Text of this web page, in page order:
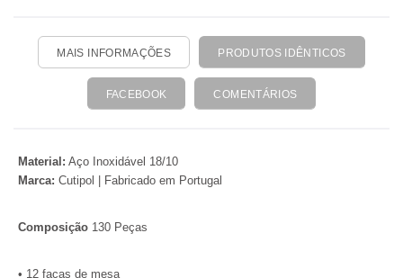
MAIS INFORMAÇÕES PRODUTOS IDÊNTICOS
FACEBOOK COMENTÁRIOS
Material: Aço Inoxidável 18/10
Marca: Cutipol | Fabricado em Portugal
Composição 130 Peças
• 12 facas de mesa